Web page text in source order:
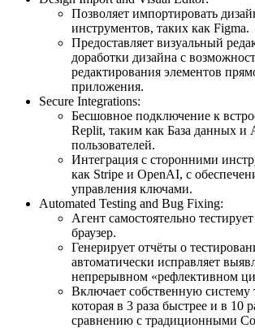
Позволяет импортировать
инструментов, таких как Figma.
Предоставляет визуальный
доработки дизайна с
редактирования элементов
приложения.
Secure Integrations:
Бесшовное подключение к
Replit, таким как База данных и
пользователей.
Интеграция с сторонними
как Stripe и OpenAI, с
управления ключами.
Automated Testing and Bug Fixing:
Агент самостоятельно
браузер.
Генерирует отчёты о
автоматически исправляет
непрерывном «рефлективном
Включает собственную систему
которая в 3 раза быстрее и в 10
сравнению с традиционными